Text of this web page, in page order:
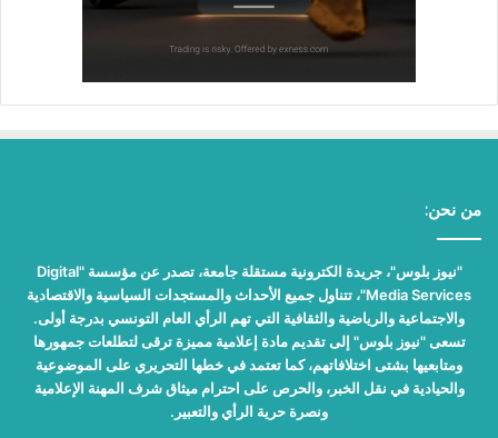
من نحن:
"نيوز بلوس"، جريدة الكترونية مستقلة جامعة، تصدر عن مؤسسة "Digital
Media Services"، تتناول جميع الأحداث والمستجدات السياسية والاقتصادية
والاجتماعية والرياضية والثقافية التي تهم الرأي العام التونسي بدرجة أولى.
تسعى "نيوز بلوس" إلى تقديم مادة إعلامية مميزة ترقى لتطلعات جمهورها
ومتابعيها بشتى اختلافاتهم، كما تعتمد في خطها التحريري على الموضوعية
والحيادية في نقل الخبر، والحرص على احترام ميثاق شرف المهنة الإعلامية
ونصرة حرية الرأي والتعبير.